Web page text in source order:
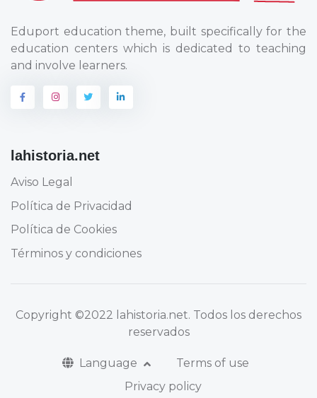
Eduport education theme, built specifically for the
education centers which is dedicated to teaching
and involve learners.
lahistoria.net
Aviso Legal
Política de Privacidad
Política de Cookies
Términos y condiciones
Copyright ©2022 lahistoria.net. Todos los derechos
reservados
Language
Terms of use
Privacy policy